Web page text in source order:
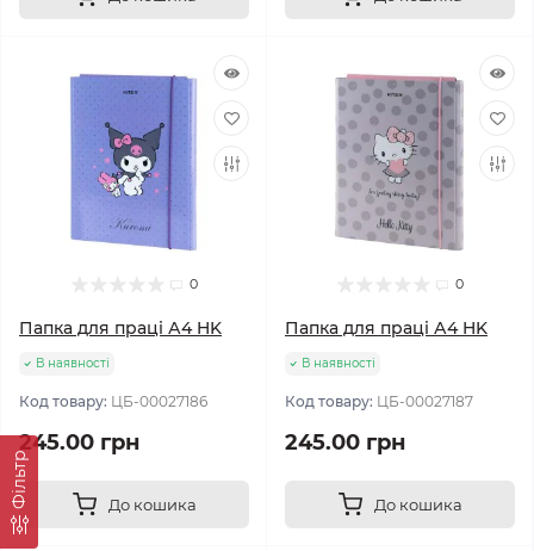
Фільтр
0
Папка для праці А4 HK
В наявності
Код товару: ЦБ-00027186
245.00 грн
До кошика
0
Папка для праці А4 HK
В наявності
Код товару: ЦБ-00027187
245.00 грн
До кошика